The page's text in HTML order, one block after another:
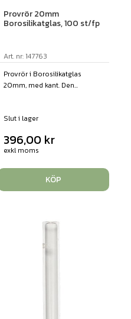
Provrör 20mm
Borosilikatglas, 100 st/fp
Art. nr: 147763
Provrör i Borosilikatglas
20mm, med kant. Den...
Slut i lager
396,00 kr
exkl moms
KÖP